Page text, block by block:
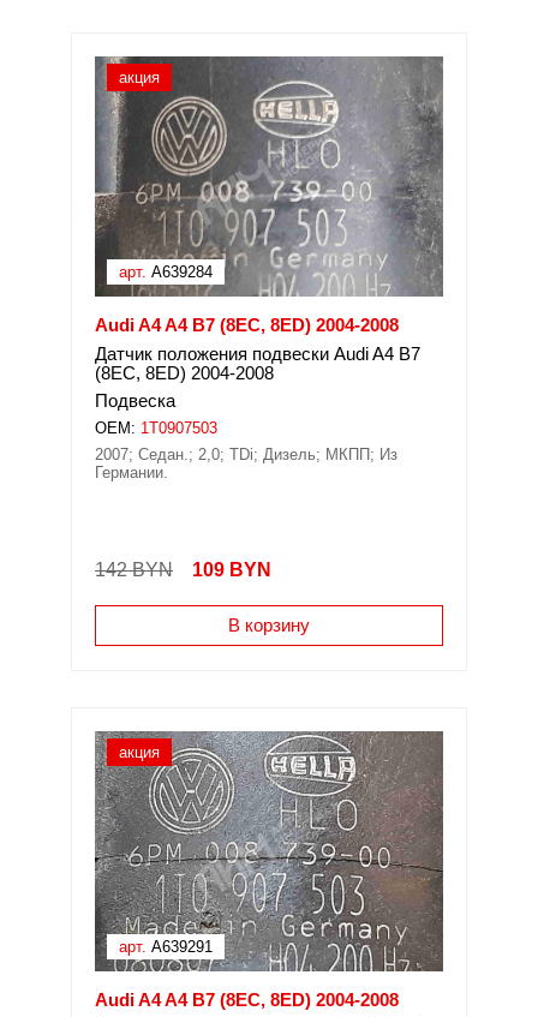
акция
арт. A639284
Audi A4 A4 B7 (8EC, 8ED) 2004-2008
Датчик положения подвески Audi A4 B7
(8EC, 8ED) 2004-2008
Подвеска
OEM: 1T0907503
2007; Седан.; 2,0; TDi; Дизель; МКПП; Из
Германии.
142 BYN 109 BYN
В корзину
акция
арт. A639291
Audi A4 A4 B7 (8EC, 8ED) 2004-2008